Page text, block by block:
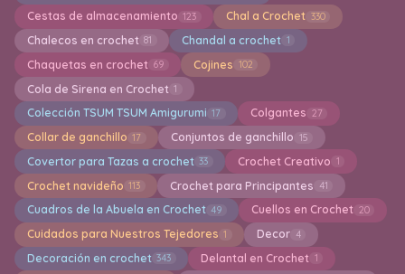
Cestas de almacenamiento 123 Chal a Crochet 330
Chalecos en crochet 81 Chandal a crochet 1
Chaquetas en crochet 69 Cojines 102
Cola de Sirena en Crochet 1
Colección TSUM TSUM Amigurumi 17 Colgantes 27
Collar de ganchillo 17 Conjuntos de ganchillo 15
Covertor para Tazas a crochet 33 Crochet Creativo 1
Crochet navideño 113 Crochet para Principantes 41
Cuadros de la Abuela en Crochet 49 Cuellos en Crochet 20
Cuidados para Nuestros Tejedores 1 Decor 4
Decoración en crochet 343 Delantal en Crochet 1